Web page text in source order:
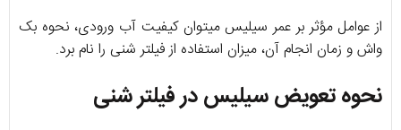
از عوامل مؤثر بر عمر سیلیس میتوان کیفیت آب ورودی، نحوه بک
واش و زمان انجام آن، میزان استفاده از فیلتر شنی را نام برد.
نحوه تعویض سیلیس در فیلتر شنی